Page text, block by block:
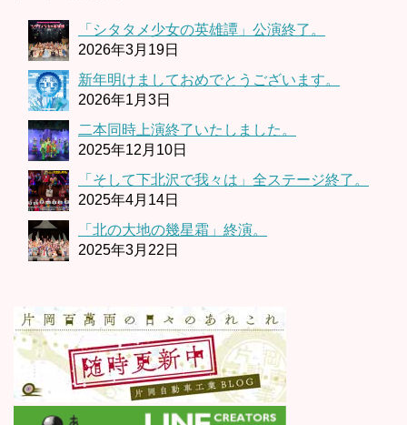
「シタタメ少女の英雄譚」公演終了。
2026年3月19日
新年明けましておめでとうございます。
2026年1月3日
二本同時上演終了いたしました。
2025年12月10日
「そして下北沢で我々は」全ステージ終了。
2025年4月14日
「北の大地の幾星霜」終演。
2025年3月22日